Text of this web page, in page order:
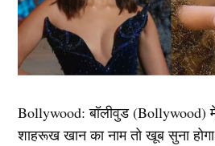
दरअसल हम बात कर रहे हैं
जिनको एक और बड़ा झटका लगा है।
गेंदबाज मिशेल स्टार्क निजी कारणों से
गेंदबाजों के भरोसे मैदान पर उतरने जा
Bollywood:बॉलीवुड (Bollywood)
शाहरूख खान का नाम तो खूब सुना